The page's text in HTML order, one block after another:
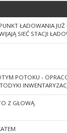
ŁADOWANIA
SIEĆ STACJI
POTOKU -
W RAMACH
Z GŁOWĄ.